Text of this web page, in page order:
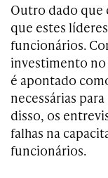
Outro dado que
que estes
funcionários.
investimento
é apontado
necessárias
disso, os
falhas na
funcionários.